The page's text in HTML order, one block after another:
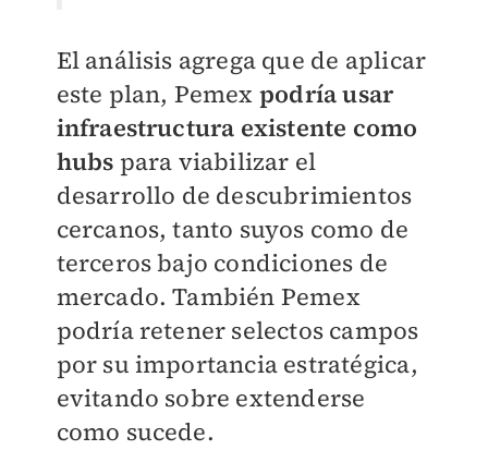
El análisis agrega que de aplicar
este plan, Pemex podría usar
infraestructura existente como
hubs para viabilizar el
desarrollo de descubrimientos
cercanos, tanto suyos como de
terceros bajo condiciones de
mercado. También Pemex
podría retener selectos campos
por su importancia estratégica,
evitando sobre extenderse
como sucede.